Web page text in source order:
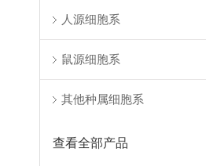
人源细胞系
鼠源细胞系
其他种属细胞系
查看全部产品